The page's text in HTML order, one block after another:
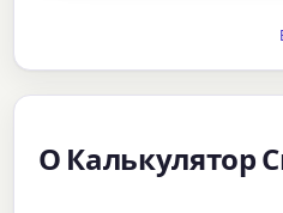
О Калькулятор